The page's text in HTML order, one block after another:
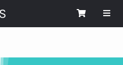
Cart